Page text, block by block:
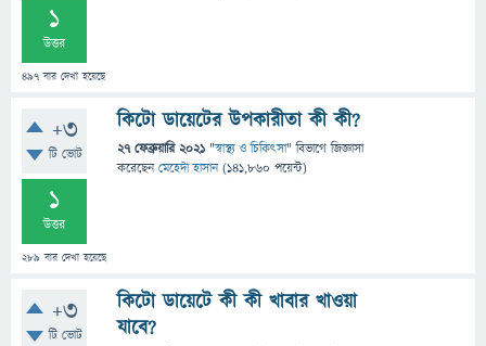
1
উত্তর
497 বার দেখা হয়েছে
+3
টি ভোট
1
উত্তর
289 বার দেখা হয়েছে
কিটো ডায়েটের উপকারীতা কী কী?
27 ফেব্রুয়ারি 2021 "স্বাস্থ্য ও চিকিৎসা" বিভাগে জিজ্ঞাসা
করেছেনমেহেদী হাসান (141,860 পয়েন্ট)
+3
টি ভোট
কিটো ডায়েটে কী কী খাবার খাওয়া
যাবে?